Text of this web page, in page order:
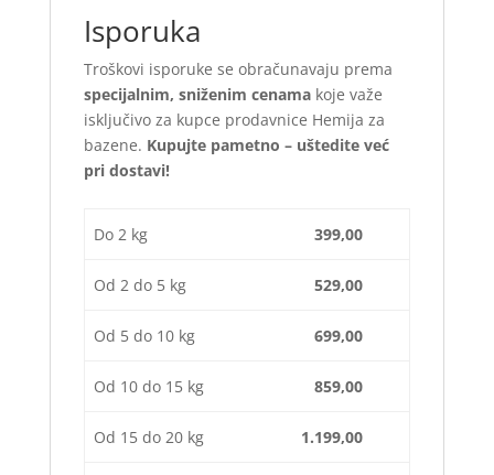
Isporuka
Troškovi isporuke se obračunavaju prema
specijalnim, sniženim cenamakoje važe
isključivo za kupce prodavnice Hemija za
bazene. Kupujte pametno – uštedite već
pri dostavi!
Do 2 kg 399,00
Od 2 do 5 kg 529,00
Od 5 do 10 kg 699,00
Od 10 do 15 kg 859,00
Od 15 do 20 kg 1.199,00